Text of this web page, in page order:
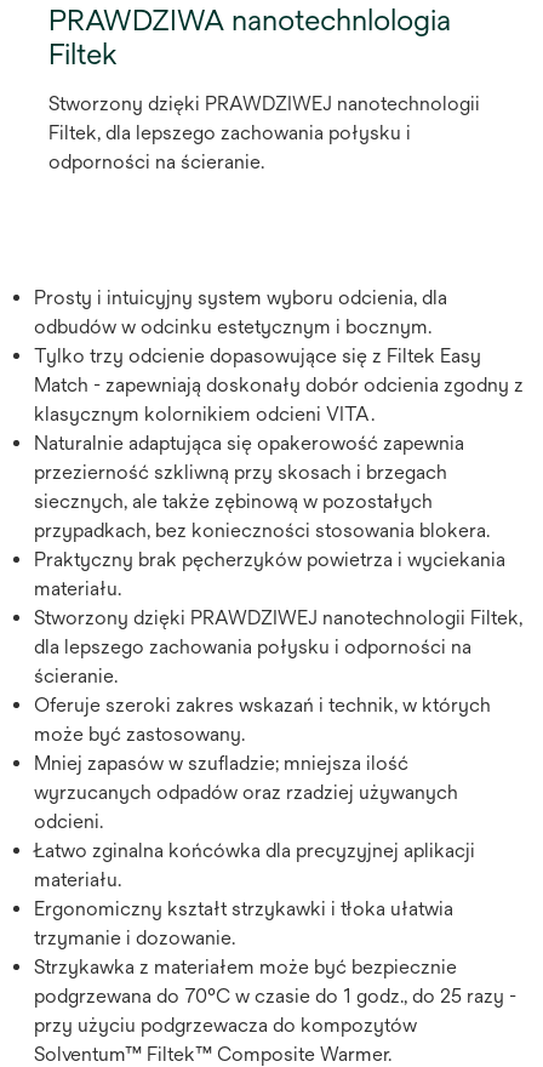
PRAWDZIWA nanotechnlologia
Filtek
Stworzony dzięki PRAWDZIWEJ nanotechnologii
Filtek, dla lepszego zachowania połysku i
odporności na ścieranie.
Prosty i intuicyjny system wyboru odcienia, dla
odbudów w odcinku estetycznym i bocznym.
Tylko trzy odcienie dopasowujące się z Filtek Easy
Match - zapewniają doskonały dobór odcienia zgodny z
klasycznym kolornikiem odcieni VITA.
Naturalnie adaptująca się opakerowość zapewnia
przezierność szkliwną przy skosach i brzegach
siecznych, ale także zębinową w pozostałych
przypadkach, bez konieczności stosowania blokera.
Praktyczny brak pęcherzyków powietrza i wyciekania
materiału.
Stworzony dzięki PRAWDZIWEJ nanotechnologii Filtek,
dla lepszego zachowania połysku i odporności na
ścieranie.
Oferuje szeroki zakres wskazań i technik, w których
może być zastosowany.
Mniej zapasów w szufladzie; mniejsza ilość
wyrzucanych odpadów oraz rzadziej używanych
odcieni.
Łatwo zginalna końcówka dla precyzyjnej aplikacji
materiału.
Ergonomiczny kształt strzykawki i tłoka ułatwia
trzymanie i dozowanie.
Strzykawka z materiałem może być bezpiecznie
podgrzewana do 70°C w czasie do 1 godz., do 25 razy -
przy użyciu podgrzewacza do kompozytów
Solventum™ Filtek™ Composite Warmer.